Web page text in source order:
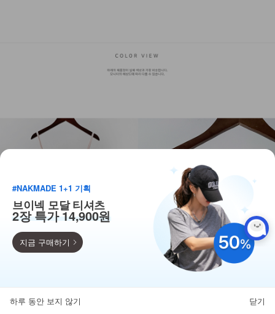
득템찬스
#NAKMADE 1+1 기획
브이넥 모달 티셔츠
2장 특가 14,900원
지금 구매하기
하루 동안 보지 않기 닫기
뒤로가기 카테고리 마이페이지